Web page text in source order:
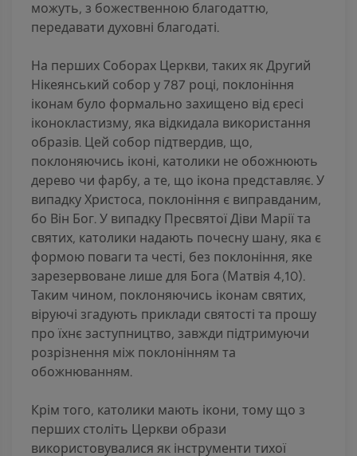
можуть, з божественною благодаттю,
передавати духовні благодаті.
На перших Соборах Церкви, таких як Другий
Нікеянський собор у 787 році, поклоніння
іконам було формально захищено від єресі
іконокластизму, яка відкидала використання
образів. Цей собор підтвердив, що,
поклоняючись іконі, католики не обожнюють
дерево чи фарбу, а те, що ікона представляє. У
випадку Христоса, поклоніння є виправданим,
бо Він Бог. У випадку Пресвятої Діви Марії та
святих, католики надають почесну шану, яка є
формою поваги та честі, без поклоніння, яке
зарезервоване лише для Бога (Матвія 4,10).
Таким чином, поклоняючись іконам святих,
віруючі згадують приклади святості та прошу
про їхнє заступництво, завжди підтримуючи
розрізнення між поклонінням та
обожнюванням.
Крім того, католики мають ікони, тому що з
перших століть Церкви образи
використовувалися як інструменти тихої